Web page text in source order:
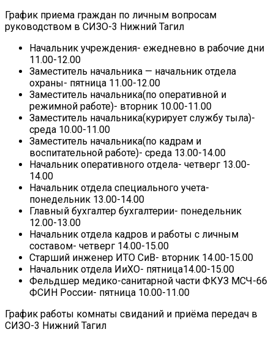
График приема граждан по личным вопросам
руководством в СИЗО-3 Нижний Тагил
Начальник учреждения- ежедневно в рабочие дни
11.00-12.00
Заместитель начальника — начальник отдела
охраны- пятница 11.00-12.00
Заместитель начальника(по оперативной и
режимной работе)- вторник 10.00-11.00
Заместитель начальника(курирует службу тыла)-
среда 10.00-11.00
Заместитель начальника(по кадрам и
воспитательной работе)- среда 13.00-14.00
Начальник оперативного отдела- четверг 13.00-
14.00
Начальник отдела специального учета-
понедельник 13.00-14.00
Главный бухгалтер бухгалтерии- понедельник
12.00-13.00
Начальник отдела кадров и работы с личным
составом- четверг 14.00-15.00
Старший инженер ИТО СиВ- вторник 14.00-15.00
Начальник отдела ИиХО- пятница14.00-15.00
Фельдшер медико-санитарной части ФКУЗ МСЧ-66
ФСИН России- пятница 10.00-11.00
График работы комнаты свиданий и приёма передач в
СИЗО-3 Нижний Тагил